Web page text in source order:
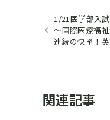
1/21医学部入
～国際医療福
連続の快挙！
関連記事